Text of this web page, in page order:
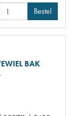
Bestel
BAK